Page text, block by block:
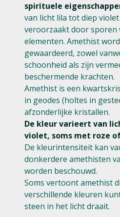
spirituele
van licht lila tot diep
veroorzaakt door sporen
elementen. Amethist
gewaardeerd, zowel
schoonheid als zijn
beschermende krachten.
Amethist is een
in geodes (holtes in
afzonderlijke kristallen.
De kleur varieert van
violet, soms met roze
De kleurintensiteit kan
donkerdere amethisten
worden beschouwd.
Soms vertoont amethist
verschillende kleuren
steen in het licht draait.